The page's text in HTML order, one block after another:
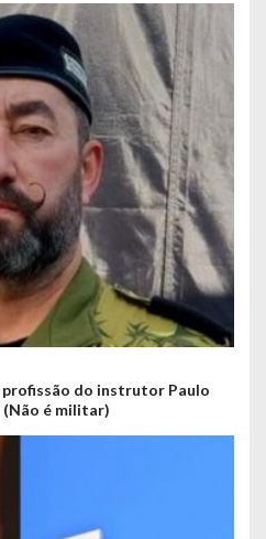
do instrutor Paulo
(Não é militar)